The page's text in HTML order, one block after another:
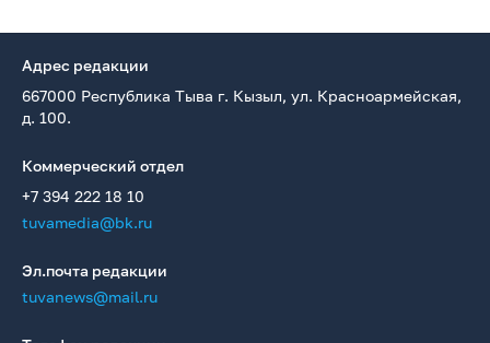
Адрес редакции
667000 Республика Тыва г. Кызыл, ул. Красноармейская,
д. 100.
Коммерческий отдел
+7 394 222 18 10
tuvamedia@bk.ru
Эл.почта редакции
tuvanews@mail.ru